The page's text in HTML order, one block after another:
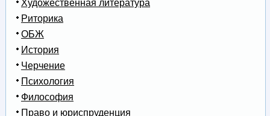
Художественная литература
Риторика
ОБЖ
История
Черчение
Психология
Философия
Право и юриспруденция